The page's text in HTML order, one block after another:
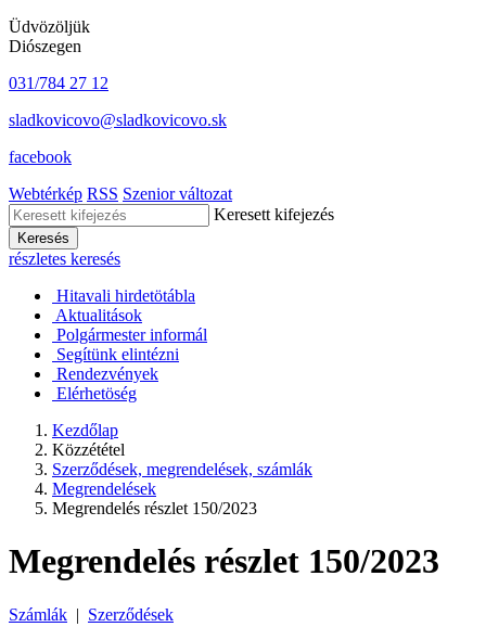
Üdvözöljük
Diószegen
031/784 27 12
sladkovicovo@sladkovicovo.sk
facebook
Webtérkép RSS Szenior változat
Keresett kifejezés
Keresés
részletes keresés
Hitavali hirdetötábla
Aktualitások
Polgármester informál
Segítünk elintézni
Rendezvények
Elérhetöség
Kezdőlap
Közzététel
Szerződések, megrendelések, számlák
Megrendelések
Megrendelés részlet 150/2023
Megrendelés részlet 150/2023
Számlák | Szerződések